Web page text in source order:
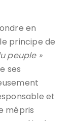
en
principe de
peuple »
ses
et
mépris